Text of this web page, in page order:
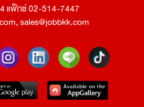
แฟ็กซ์ 02-514-7447
,sales@jobbkk.com